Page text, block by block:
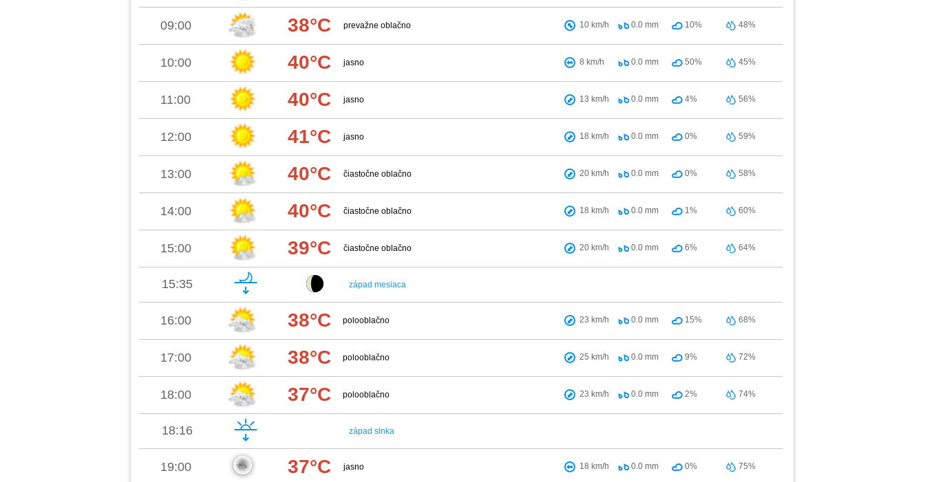
09:00 38°C prevažne oblačno 10 km/h 0.0 mm 10% 48%
10:00 40°C jasno 8 km/h 0.0 mm 50% 45%
11:00 40°C jasno 13 km/h 0.0 mm 4% 56%
12:00 41°C jasno 18 km/h 0.0 mm 0% 59%
13:00 40°C čiastočne oblačno 20 km/h 0.0 mm 0% 58%
14:00 40°C čiastočne oblačno 18 km/h 0.0 mm 1% 60%
15:00 39°C čiastočne oblačno 20 km/h 0.0 mm 6% 64%
15:35 západ mesiaca
16:00 38°C polooblačno 23 km/h 0.0 mm 15% 68%
17:00 38°C polooblačno 25 km/h 0.0 mm 9% 72%
18:00 37°C polooblačno 23 km/h 0.0 mm 2% 74%
18:16 západ slnka
19:00 37°C jasno 18 km/h 0.0 mm 0% 75%